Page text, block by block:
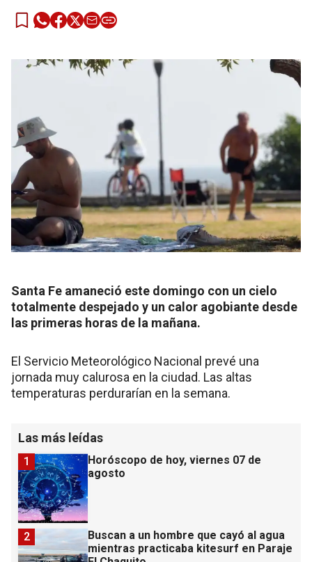
Santa Fe amaneció este domingo con un cielo
totalmente despejado y un calor agobiante desde
las primeras horas de la mañana.
El Servicio Meteorológico Nacional prevé una
jornada muy calurosa en la ciudad. Las altas
temperaturas perdurarían en la semana.
Las más leídas
Horóscopo de hoy, viernes 07 de
agosto
1
Buscan a un hombre que cayó al agua
mientras practicaba kitesurf en Paraje
2